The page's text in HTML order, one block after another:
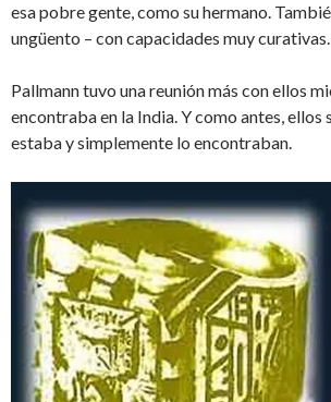
esa pobre gente, como su hermano.
ungüento – con capacidades muy curativas.
Pallmann tuvo una reunión más con ellos
encontraba en la India. Y como antes, ellos
estaba y simplemente lo encontraban.